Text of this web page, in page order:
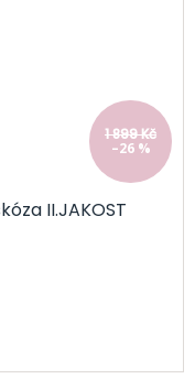
1 899 Kč
–26 %
II.JAKOST